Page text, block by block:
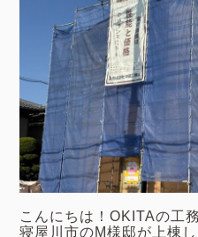
こんにちは！OKITAの工
寝屋川市のM様邸が上棟し